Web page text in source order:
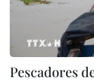
Pescadores